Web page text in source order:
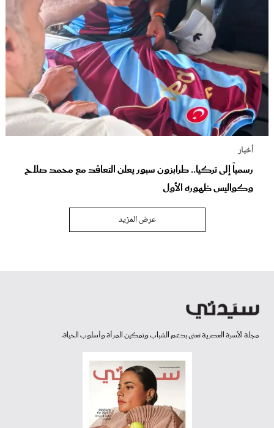
أخبار
رسمياً إلى تركيا.. طرابزون سبور يعلن التعاقد مع محمد صلاح
وكواليس ظهوره الأول
عرض المزيد
مجلة الأسرة العصرية تعنى بدعم الشباب وتمكين المرأة وأسلوب الحياة.